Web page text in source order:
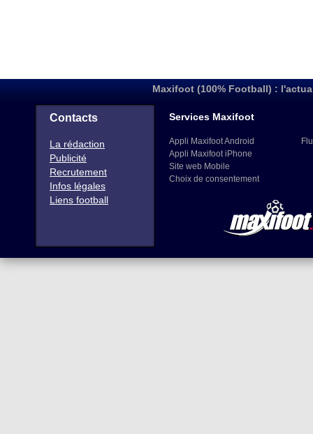
Maxifoot (100% Football) :
Contacts
La rédaction
Publicité
Recrutement
Infos légales
Liens football
Services Maxifoot
Appli Maxifoot Android
Appli Maxifoot iPhone
Site web Mobile
Choix de consentement